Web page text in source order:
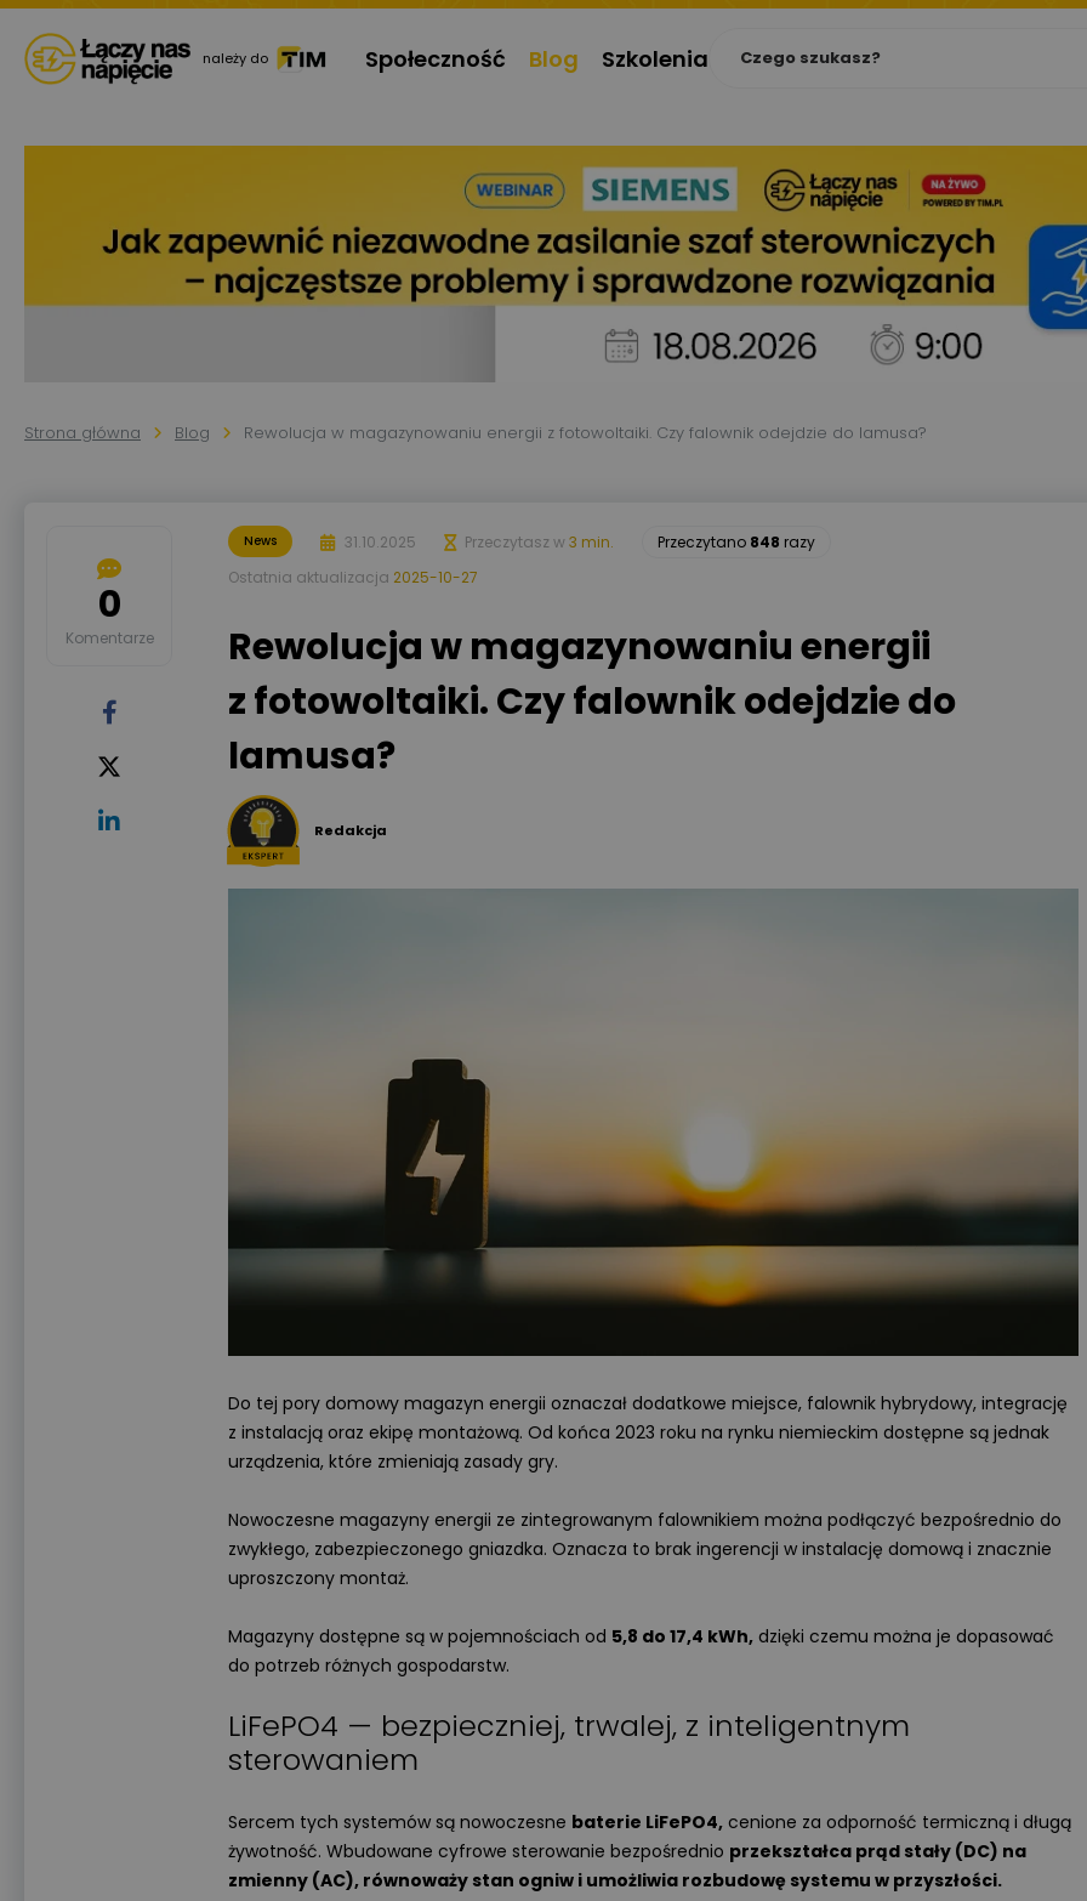
należy do Społeczność Blog Szkolenia
Strona główna Blog Rewolucja w magazynowaniu energii z fotowoltaiki. Czy falownik odejdzie do lamusa?
News 31.10.2025 Przeczytasz w 3 min. Przeczytano 848 razy
Ostatnia aktualizacja 2025-10-27
Rewolucja w magazynowaniu energii
z fotowoltaiki. Czy falownik odejdzie do
lamusa?
Redakcja
Do tej pory domowy magazyn energii oznaczał dodatkowe miejsce, falownik hybrydowy, integrację
z instalacją oraz ekipę montażową. Od końca 2023 roku na rynku niemieckim dostępne są jednak
urządzenia, które zmieniają zasady gry.
Nowoczesne magazyny energii ze zintegrowanym falownikiem można podłączyć bezpośrednio do
zwykłego, zabezpieczonego gniazdka. Oznacza to brak ingerencji w instalację domową i znacznie
uproszczony montaż.
Magazyny dostępne są w pojemnościach od 5,8 do 17,4 kWh, dzięki czemu można je dopasować
do potrzeb różnych gospodarstw.
LiFePO4 — bezpieczniej, trwalej, z inteligentnym
sterowaniem
Sercem tych systemów są nowoczesne baterie LiFePO4, cenione za odporność termiczną i długą
żywotność. Wbudowane cyfrowe sterowanie bezpośrednio przekształca prąd stały (DC) na
zmienny (AC), równoważy stan ogniw i umożliwia rozbudowę systemu w przyszłości.
0
Komentarze